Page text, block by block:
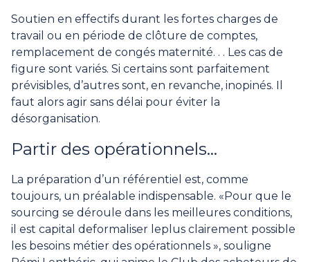
Soutien en effectifs durant les fortes charges de
travail ou en période de clôture de comptes,
remplacement de congés maternité. . . Les cas de
figure sont variés. Si certains sont parfaitement
prévisibles, d’autres sont, en revanche, inopinés. Il
faut alors agir sans délai pour éviter la
désorganisation.
Partir des opérationnels…
La préparation d’un référentiel est, comme
toujours, un préalable indispensable. «Pour que le
sourcing se déroule dans les meilleures conditions,
il est capital deformaliser leplus clairement possible
les besoins métier des opérationnels », souligne